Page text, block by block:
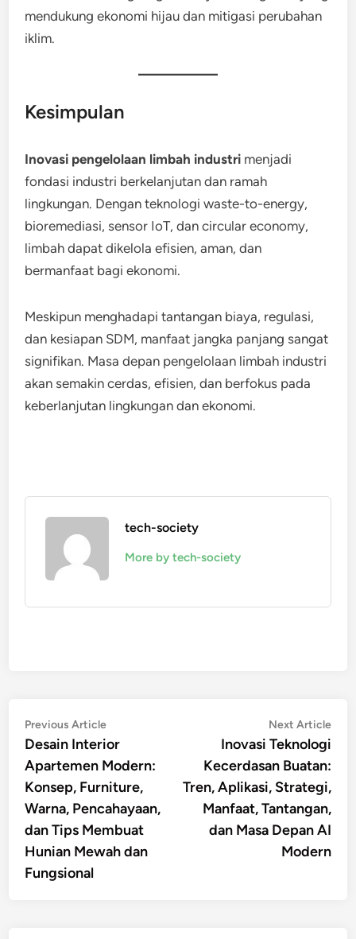
mendukung ekonomi hijau dan mitigasi perubahan
iklim.
Kesimpulan
Inovasi pengelolaan limbah industri menjadi
fondasi industri berkelanjutan dan ramah
lingkungan. Dengan teknologi waste-to-energy,
bioremediasi, sensor IoT, dan circular economy,
limbah dapat dikelola efisien, aman, dan
bermanfaat bagi ekonomi.
Meskipun menghadapi tantangan biaya, regulasi,
dan kesiapan SDM, manfaat jangka panjang sangat
signifikan. Masa depan pengelolaan limbah industri
akan semakin cerdas, efisien, dan berfokus pada
keberlanjutan lingkungan dan ekonomi.
tech-society
More by tech-society
Post
navigation
Previous ArticlePrevious
article:
Desain Interior
Apartemen Modern:
Konsep, Furniture,
Warna, Pencahayaan,
dan Tips Membuat
Hunian Mewah dan
Fungsional
Next Article
Inovasi Teknologi
Kecerdasan Buatan:
Tren, Aplikasi, Strategi,
Manfaat, Tantangan,
dan Masa Depan AI
Modern